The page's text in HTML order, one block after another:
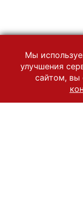
Мы
улучшения
сайтом, вы